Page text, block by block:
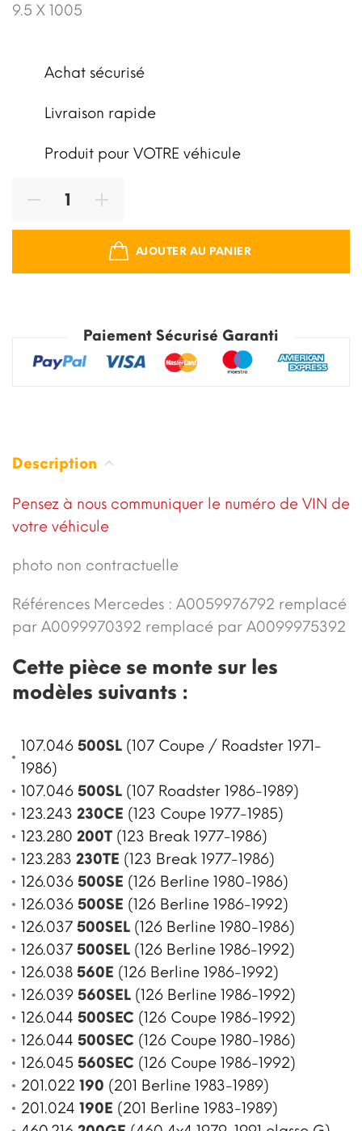
9.5 X 1005
Achat sécurisé
Livraison rapide
Produit pour VOTRE véhicule
AJOUTER AU PANIER
Paiement Sécurisé Garanti
Description
Pensez à nous communiquer le numéro de VIN de
votre véhicule
photo non contractuelle
Références Mercedes : A0059976792 remplacé
par A0099970392 remplacé par A0099975392
Cette pièce se monte sur les
modèles suivants :
107.046 500SL (107 Coupe / Roadster 1971-
1986)
107.046 500SL (107 Roadster 1986-1989)
123.243 230CE (123 Coupe 1977-1985)
123.280 200T (123 Break 1977-1986)
123.283 230TE (123 Break 1977-1986)
126.036 500SE (126 Berline 1980-1986)
126.036 500SE (126 Berline 1986-1992)
126.037 500SEL (126 Berline 1980-1986)
126.037 500SEL (126 Berline 1986-1992)
126.038 560E (126 Berline 1986-1992)
126.039 560SEL (126 Berline 1986-1992)
126.044 500SEC (126 Coupe 1986-1992)
126.044 500SEC (126 Coupe 1980-1986)
126.045 560SEC (126 Coupe 1986-1992)
201.022 190 (201 Berline 1983-1989)
201.024 190E (201 Berline 1983-1989)